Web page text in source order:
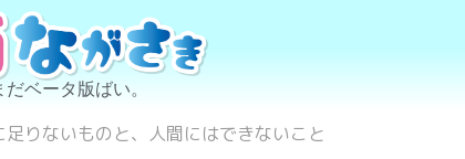
だベータ版ばい。
りないものと、人間にはできないこと